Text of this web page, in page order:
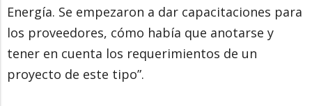
Energía. Se empezaron a dar capacitaciones para
los proveedores, cómo había que anotarse y
tener en cuenta los requerimientos de un
proyecto de este tipo”.